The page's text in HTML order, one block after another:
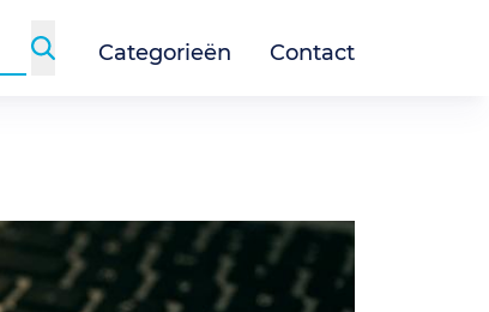
Categorieën Contact